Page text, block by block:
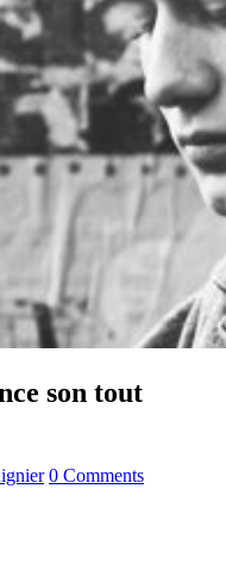
son tout
0 Comments